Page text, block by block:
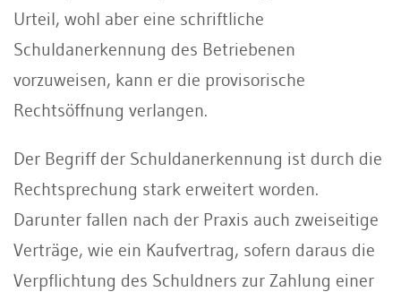
Urteil, wohl aber eine schriftliche
Schuldanerkennung des Betriebenen
vorzuweisen, kann er die provisorische
Rechtsöffnung verlangen.
Der Begriff der Schuldanerkennung ist durch die
Rechtsprechung stark erweitert worden.
Darunter fallen nach der Praxis auch zweiseitige
Verträge, wie ein Kaufvertrag, sofern daraus die
Verpflichtung des Schuldners zur Zahlung einer